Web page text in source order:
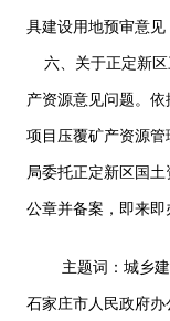
具建设用地预审意见
六、关于正定新区
产资源意见问题。
项目压覆矿产资源
局委托正定新区国
公章并备案，即来即
主题词：城乡
石家庄市人民政府办